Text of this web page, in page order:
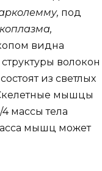
под
видна
волокон
из светлых
мышцы
массы тела
мышц может